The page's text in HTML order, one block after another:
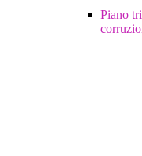
Piano